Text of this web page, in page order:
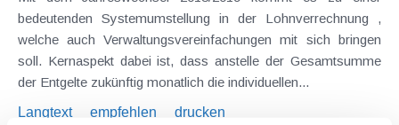
bedeutenden Systemumstellung in der Lohnverrechnung ,
welche auch Verwaltungsvereinfachungen mit sich bringen
soll. Kernaspekt dabei ist, dass anstelle der Gesamtsumme
der Entgelte zukünftig monatlich die individuellen...
Langtext
empfehlen drucken